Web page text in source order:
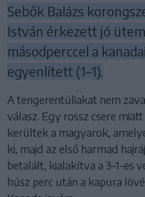
Sebők Balázs
István érkezett jó
másodperccel a
egyenlített (1–1).
A tengerentúliakat nem
válasz. Egy rossz csere
kerültek a magyarok,
ki, majd az első harmad
betalált, kialakítva a 3–1-es
húsz perc után a kapura